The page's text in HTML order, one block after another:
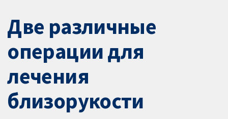
Две различные
операции для
лечения
близорукости